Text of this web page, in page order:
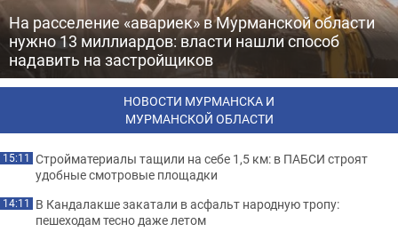
На расселение «авариек» в Мурманской области
нужно 13 миллиардов: власти нашли способ
надавить на застройщиков
НОВОСТИ МУРМАНСКА И
МУРМАНСКОЙ ОБЛАСТИ
15:11 Стройматериалы тащили на себе 1,5 км: в ПАБСИ строят
удобные смотровые площадки
14:11 В Кандалакше закатали в асфальт народную тропу:
пешеходам тесно даже летом